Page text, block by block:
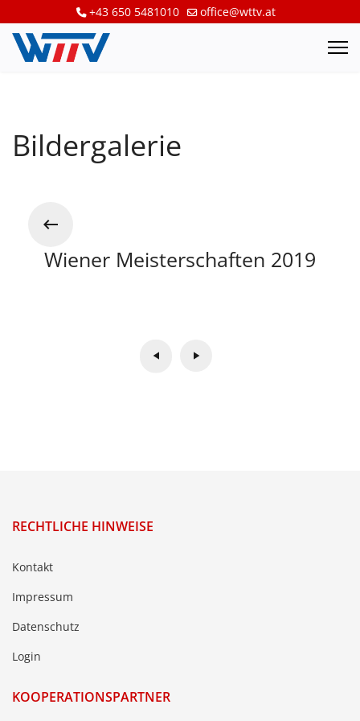
+43 650 5481010 office@wttv.at
Bildergalerie
Wiener Meisterschaften 2019
RECHTLICHE HINWEISE
Kontakt
Impressum
Datenschutz
Login
KOOPERATIONSPARTNER